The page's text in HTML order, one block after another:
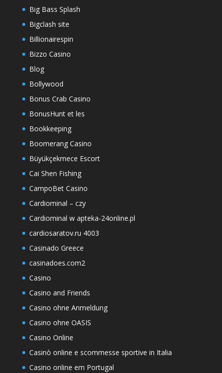
Big Bass Splash
Bigclash site
Billionairespin
Bizzo Casino
Blog
Bollywood
Bonus Crab Casino
BonusHunt et les
Bookkeeping
Boomerang Casino
Büyükçekmece Escort
Cai Shen Fishing
CampoBet Casino
Cardiominal – czy
Cardiominal w apteka-24online.pl
cardiosaratov.ru 4003
Casinado Greece
casinadoes.com2
Casino
Casino and Friends
Casino ohne Anmeldung
Casino ohne OASIS
Casino Online
Casinò online e scommesse sportive in Italia
Casino online em Portugal